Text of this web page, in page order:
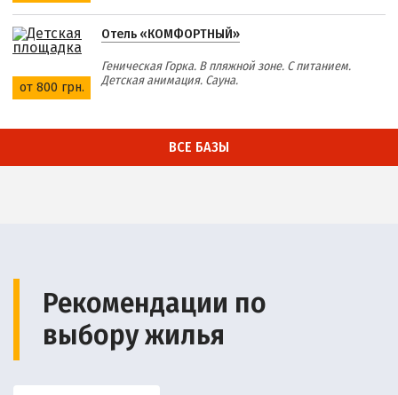
от 800 грн.
Отель «КОМФОРТНЫЙ»
Геническая Горка. В пляжной зоне. С питанием.
Детская анимация. Сауна.
ВСЕ БАЗЫ
Рекомендации по
выбору жилья